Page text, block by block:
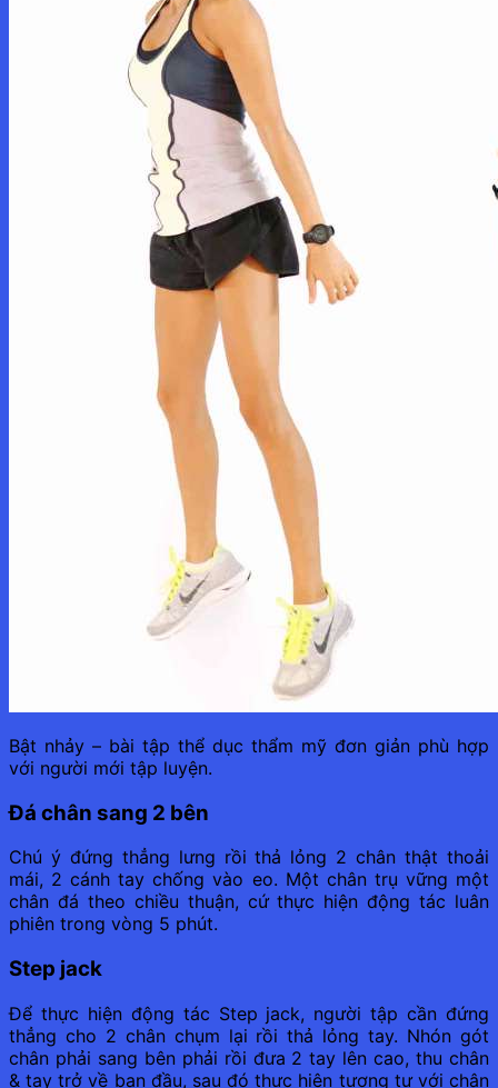
Bật nhảy – bài tập thể dục thẩm mỹ đơn giản phù hợp
với người mới tập luyện.
Đá chân sang 2 bên
Chú ý đứng thẳng lưng rồi thả lỏng 2 chân thật thoải
mái, 2 cánh tay chống vào eo. Một chân trụ vững một
chân đá theo chiều thuận, cứ thực hiện động tác luân
phiên trong vòng 5 phút.
Step jack
Để thực hiện động tác Step jack, người tập cần đứng
thẳng cho 2 chân chụm lại rồi thả lỏng tay. Nhón gót
chân phải sang bên phải rồi đưa 2 tay lên cao, thu chân
& tay trở về ban đầu, sau đó thực hiện tương tự với chân